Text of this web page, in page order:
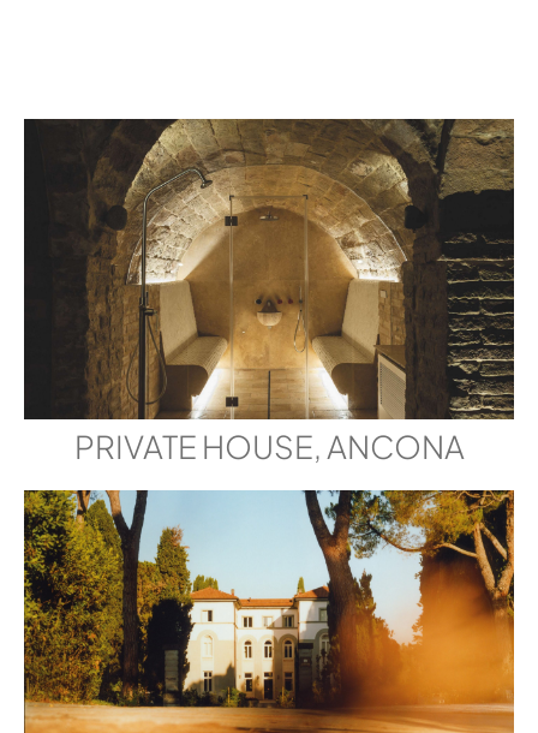
PRIVATE HOUSE, ANCONA